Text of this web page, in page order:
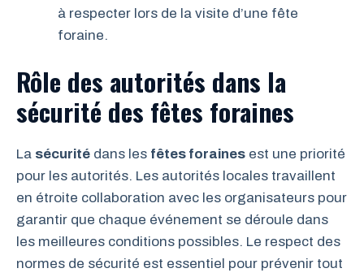
à respecter lors de la visite d’une fête
foraine.
Rôle des autorités dans la
sécurité des fêtes foraines
La sécurité dans les fêtes foraines est une priorité
pour les autorités. Les autorités locales travaillent
en étroite collaboration avec les organisateurs pour
garantir que chaque événement se déroule dans
les meilleures conditions possibles. Le respect des
normes de sécurité est essentiel pour prévenir tout